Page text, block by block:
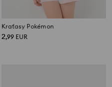
Kraťasy Pokémon
2,99 EUR